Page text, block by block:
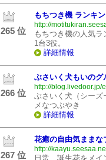
265 位
もちつき機 ランキ
http://
もちつき機の人気
1台3役。
詳細情報
266 位
ぶさいく犬もいのグ
http://blog.livedoor.jp/
ぶさいく犬（シーズ
メなつぶやき
詳細情報
267 位
花癒の自由気ままな
http://
日常、誕生花をメ